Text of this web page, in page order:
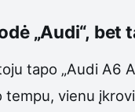
„Audi“, bet
tapo „Audi A6
tempu, vienu